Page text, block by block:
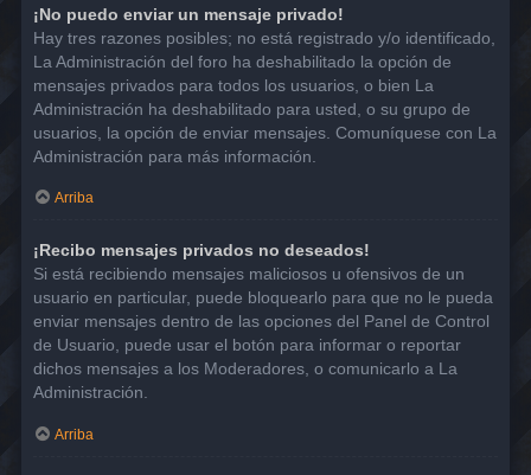
¡No puedo enviar un mensaje privado!
Hay tres razones posibles; no está registrado y/o identificado,
La Administración del foro ha deshabilitado la opción de
mensajes privados para todos los usuarios, o bien La
Administración ha deshabilitado para usted, o su grupo de
usuarios, la opción de enviar mensajes. Comuníquese con La
Administración para más información.
Arriba
¡Recibo mensajes privados no deseados!
Si está recibiendo mensajes maliciosos u ofensivos de un
usuario en particular, puede bloquearlo para que no le pueda
enviar mensajes dentro de las opciones del Panel de Control
de Usuario, puede usar el botón para informar o reportar
dichos mensajes a los Moderadores, o comunicarlo a La
Administración.
Arriba